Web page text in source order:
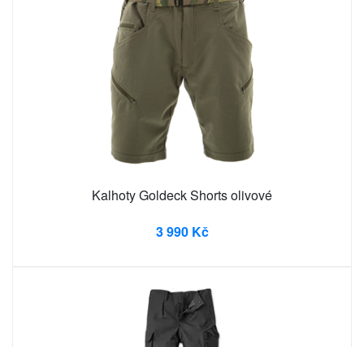
Kalhoty Goldeck Shorts olivové
3 990 Kč